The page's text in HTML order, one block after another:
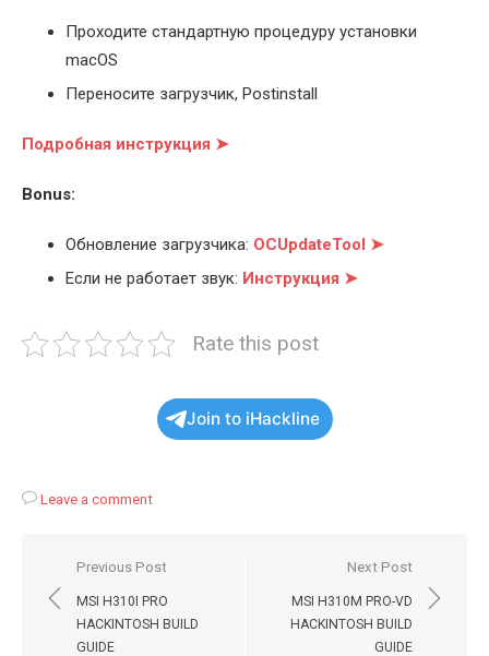
Проходите стандартную процедуру установки
macOS
Переносите загрузчик, Postinstall
Подробная инструкция ➤
Bonus:
Обновление загрузчика: OCUpdateTool ➤
Если не работает звук: Инструкция ➤
Rate this post
Join to iHackline
Leave a comment
Навигация
по
записям
Previous Post
MSI H310I PRO
HACKINTOSH BUILD
GUIDE
Next Post
MSI H310M PRO-VD
HACKINTOSH BUILD
GUIDE